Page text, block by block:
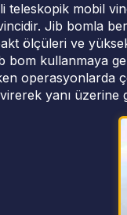
teleskopik mobil
Jib bomla
ölçüleri ve
bom kullanmaya
yanı